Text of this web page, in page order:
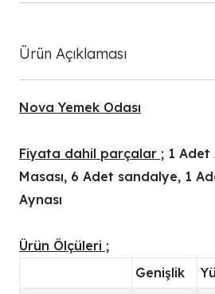
Ürün Açıklaması
Nova Yemek Odası
Fiyata dahil parçalar ; 1 Adet
Masası, 6 Adet sandalye, 1
Aynası
Ürün Ölçüleri ;
Genişlik